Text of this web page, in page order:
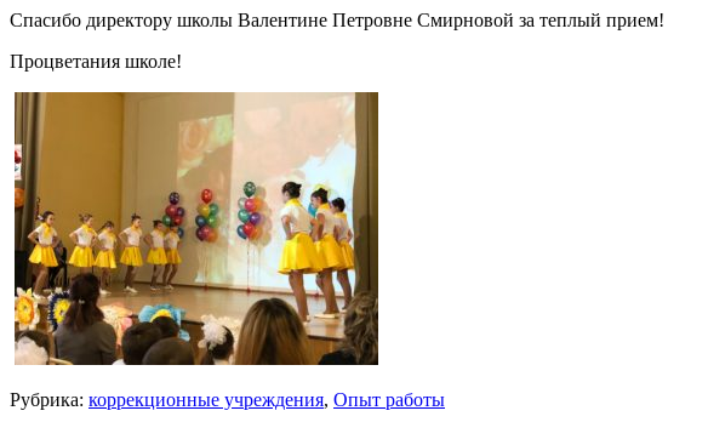
Спасибо директору школы Валентине Петровне Смирновой за теплый прием!
Процветания школе!
Рубрика: коррекционные учреждения, Опыт работы